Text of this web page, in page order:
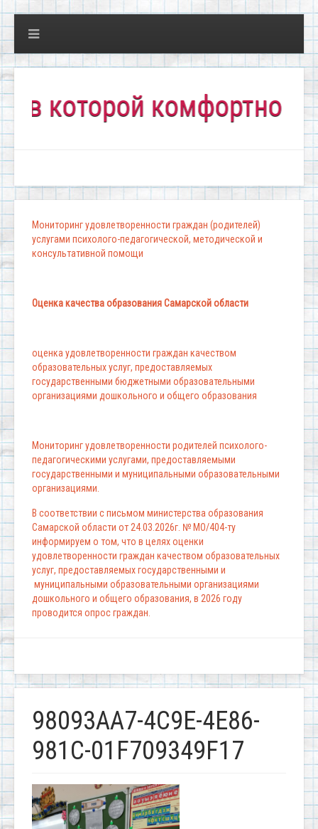
комфортно всем!"
Мониторинг удовлетворенности граждан (родителей)
услугами психолого-педагогической, методической и
консультативной помощи
Оценка качества образования Самарской области
оценка удовлетворенности граждан качеством
образовательных услуг, предоставляемых
государственными бюджетными образовательными
организациями дошкольного и общего образования
Мониторинг удовлетворенности родителей психолого-
педагогическими услугами, предоставляемыми
государственными и муниципальными образовательными
организациями.
В соответствии с письмом министерства образования
Самарской области от 24.03.2026г. № МО/404-ту
информируем о том, что в целях оценки
удовлетворенности граждан качеством образовательных
услуг, предоставляемых государственными и
муниципальными образовательными организациями
дошкольного и общего образования, в 2026 году
проводится опрос граждан.
98093AA7-4C9E-4E86-
981C-01F709349F17